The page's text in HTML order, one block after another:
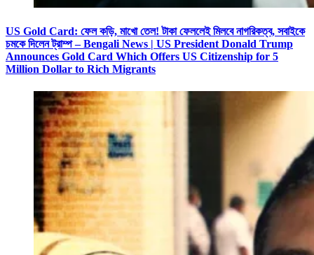
US Gold Card: ফেল কড়ি, মাখো তেল! টাকা ফেললেই মিলবে নাগরিকত্ব, সবাইকে
চমকে দিলেন ট্রাম্প – Bengali News | US President Donald Trump
Announces Gold Card Which Offers US Citizenship for 5
Million Dollar to Rich Migrants